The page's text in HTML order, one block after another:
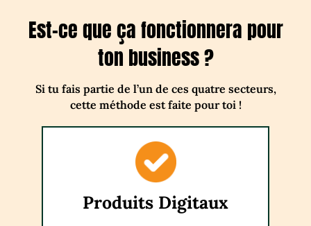
Est-ce que ça fonctionnera pour
ton business ?
Si tu fais partie de l’un de ces quatre secteurs,
cette méthode est faite pour toi !
Produits Digitaux